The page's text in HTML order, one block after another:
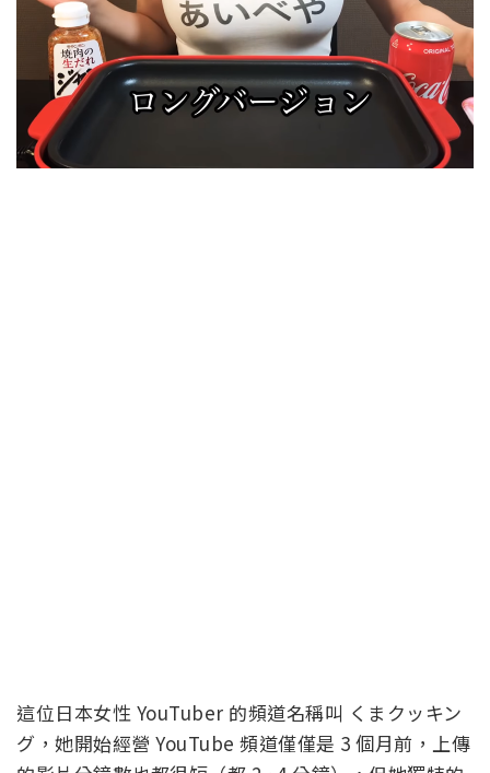
這位日本女性 YouTuber 的頻道名稱叫 くまクッキン
グ，她開始經營 YouTube 頻道僅僅是 3 個月前，上傳